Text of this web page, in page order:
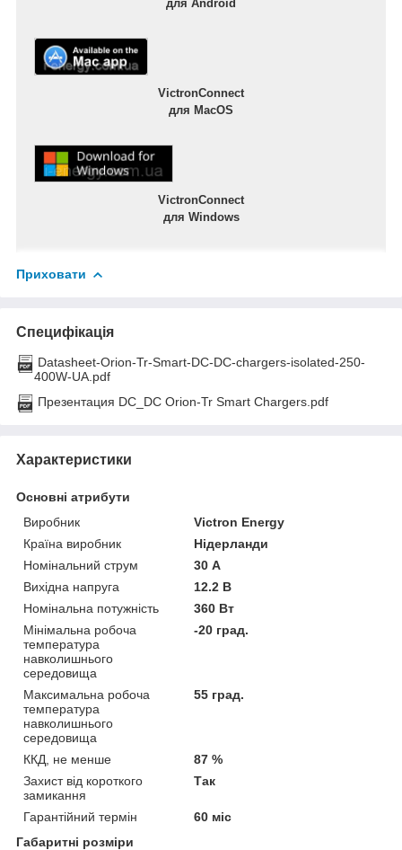
для Android
VictronConnect
для MacOS
VictronConnect
для Windows
Приховати
Специфікація
Datasheet-Orion-Tr-Smart-DC-DC-chargers-isolated-250-
400W-UA.pdf
Презентация DC_DC Orion-Tr Smart Chargers.pdf
Характеристики
Основні атрибути
Виробник
Victron Energy
Країна виробник
Нідерланди
Номінальний струм
30 А
Вихідна напруга
12.2 В
Номінальна потужність
360 Вт
Мінімальна робоча
температура
навколишнього
середовища
-20 град.
Максимальна робоча
температура
навколишнього
середовища
55 град.
ККД, не менше
87 %
Захист від короткого
замикання
Так
Гарантійний термін
60 міс
Габаритні розміри